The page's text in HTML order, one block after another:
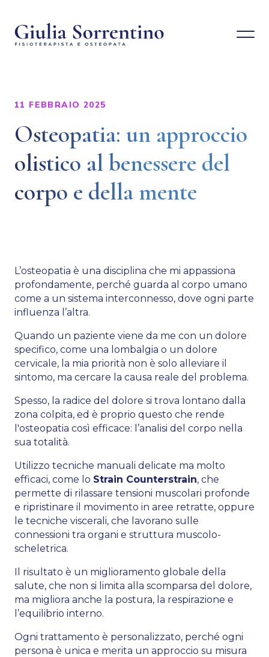
11 FEBBRAIO 2025
Osteopatia: un approccio
olistico al benessere del
corpo e della mente
L’osteopatia è una disciplina che mi appassiona
profondamente, perché guarda al corpo umano
come a un sistema interconnesso, dove ogni parte
influenza l’altra.
Quando un paziente viene da me con un dolore
specifico, come una lombalgia o un dolore
cervicale, la mia priorità non è solo alleviare il
sintomo, ma cercare la causa reale del problema.
Spesso, la radice del dolore si trova lontano dalla
zona colpita, ed è proprio questo che rende
l'osteopatia così efficace: l’analisi del corpo nella
sua totalità.
Utilizzo tecniche manuali delicate ma molto
efficaci, come lo Strain Counterstrain, che
permette di rilassare tensioni muscolari profonde
e ripristinare il movimento in aree retratte, oppure
le tecniche viscerali, che lavorano sulle
connessioni tra organi e struttura muscolo-
scheletrica.
Il risultato è un miglioramento globale della
salute, che non si limita alla scomparsa del dolore,
ma migliora anche la postura, la respirazione e
l’equilibrio interno.
Ogni trattamento è personalizzato, perché ogni
persona è unica e merita un approccio su misura